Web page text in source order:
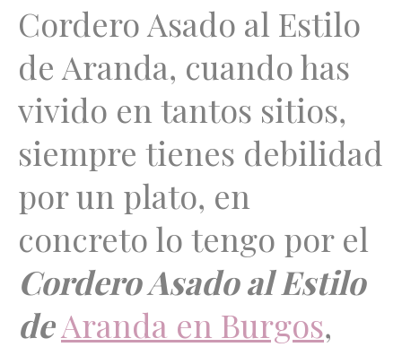
Cordero Asado al Estilo
de Aranda, cuando has
vivido en tantos sitios,
siempre tienes debilidad
por un plato, en
concreto lo tengo por el
Cordero Asado al Estilo
deAranda en Burgos,